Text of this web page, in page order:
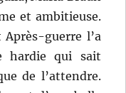
et ambitieuse.
guerre l’a
hardie qui sait
de l’attendre.